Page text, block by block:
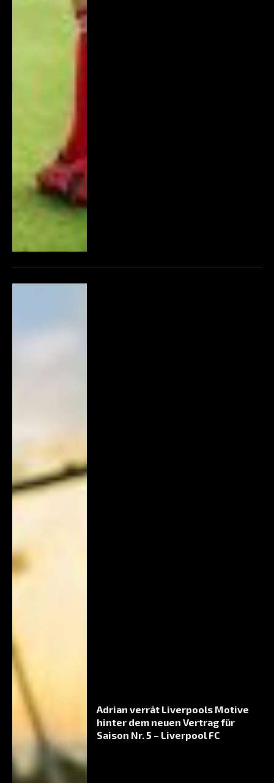
Adrian verrät Liverpools Motive
hinter dem neuen Vertrag für
Saison Nr. 5 – Liverpool FC